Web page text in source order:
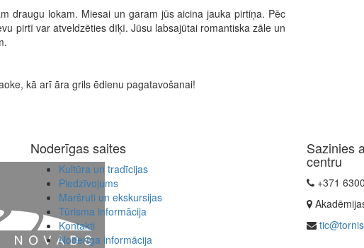
draugu lokam. Miesai un garam jūs aicina jauka pirtiņa. Pēc
pirtī var atveldzēties dīķī. Jūsu labsajūtai romantiska zāle un
kā arī āra grils ēdienu pagatavošanai!
Noderīgas saites
Kultūra un tradīcijas
Piedzīvojums
Maršruti un ekskursijas
Tūrisma informācija
Kontakti
Noderīga informācija
Sazinies
centru
+371